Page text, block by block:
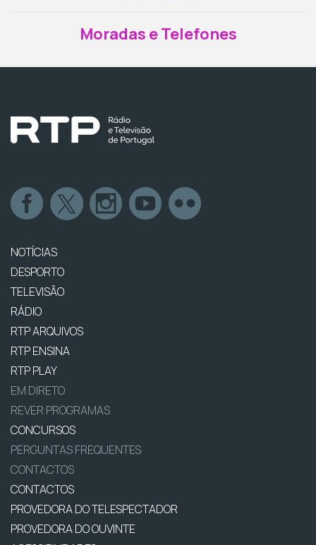
Moradas e Telefones
NOTÍCIAS
DESPORTO
TELEVISÃO
RÁDIO
RTP ARQUIVOS
RTP ENSINA
RTP PLAY
EM DIRETO
REVER PROGRAMAS
CONCURSOS
PERGUNTAS FREQUENTES
CONTACTOS
CONTACTOS
PROVEDORA DO TELESPECTADOR
PROVEDORA DO OUVINTE